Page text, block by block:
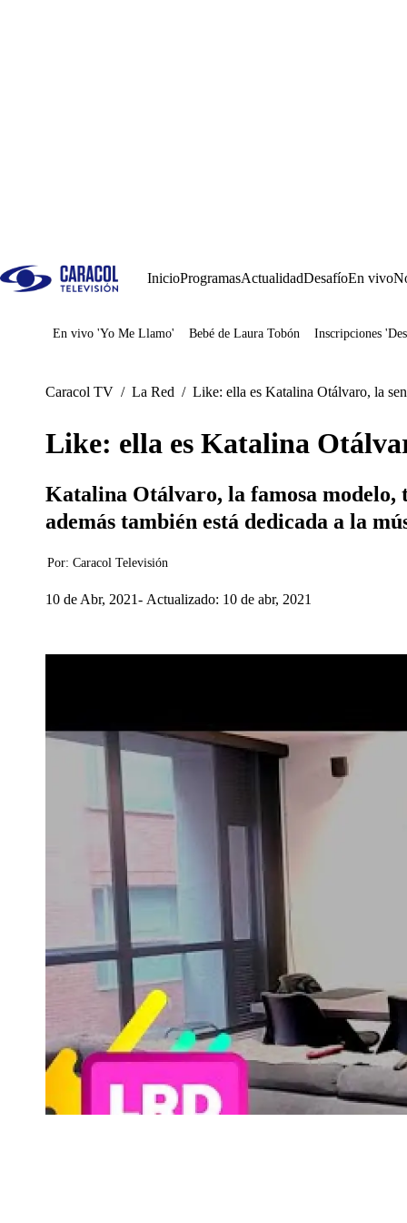
InicioProgramasActualidadDesafíoEn vivo
Juegos
En vivo 'Yo Me Llamo' Bebé de Laura Tobón Inscripciones
Caracol TV / La Red / Like: ella es Katalina Otálvaro, la
Like: ella es Katalina
Katalina Otálvaro, la famosa modelo,
además también está dedicada a la
Por: Caracol Televisión
10 de Abr, 2021 Actualizado: 10 de abr, 2021